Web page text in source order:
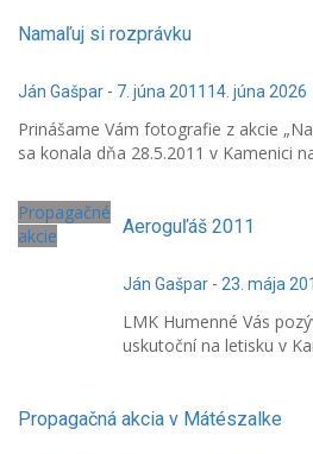
Namaľuj si rozprávku
Ján Gašpar - 7. júna 2011 14. júna 2026
Prinášame Vám fotografie z akcie
sa konala dňa 28.5.2011 v Kamenici
Propagačné
akcie
Aeroguľáš 2011
Ján Gašpar - 23. mája
LMK Humenné Vás
uskutoční na letisku v
Propagačná akcia v Mátészalke